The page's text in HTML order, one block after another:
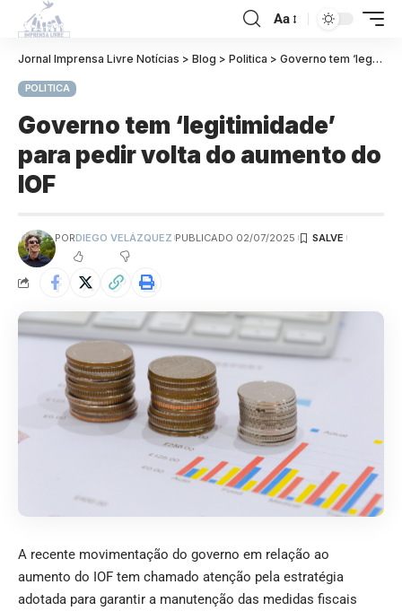
Aa
Jornal Imprensa Livre Notícias > Blog > Politica > Governo tem ‘legitimidade’ para pedir volta do aumento do IOF
POLITICA
Governo tem ‘legitimidade’
para pedir volta do aumento do
IOF
PORDIEGO VELÁZQUEZ PUBLICADO 02/07/2025
A recente movimentação do governo em relação ao
aumento do IOF tem chamado atenção pela estratégia
adotada para garantir a manutenção das medidas fiscais